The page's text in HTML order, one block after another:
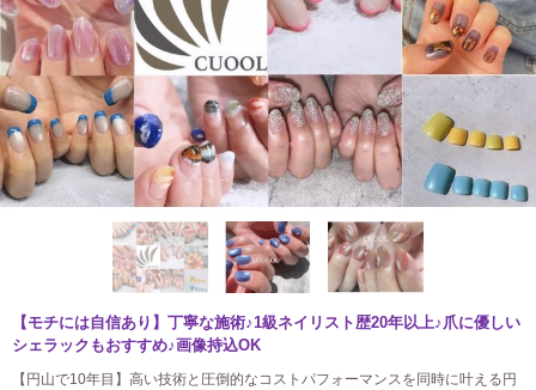
【モチには自信あり】丁寧な施術♪1級ネイリスト歴20年以上♪爪に優しい
シェラックもおすすめ♪画像持込OK
【円山で10年目】高い技術と圧倒的なコストパフォーマンスを同時に叶える円